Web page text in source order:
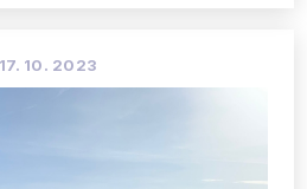
17. 10. 2023